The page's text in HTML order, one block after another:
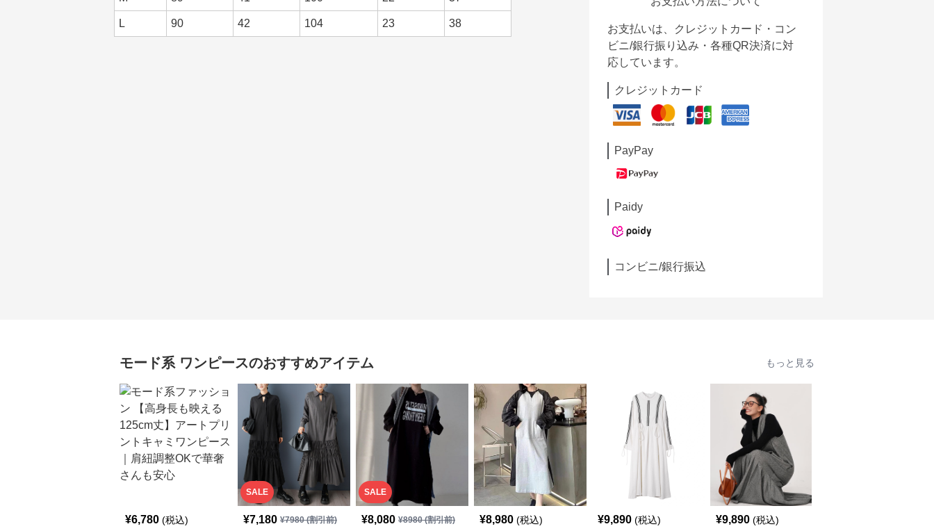
L 90 42 104 23 38
お支払いは、クレジットカード・コン
ビニ/銀行振り込み・各種QR決済に対
応しています。
クレジットカード
PayPay
Paidy
コンビニ/銀行振込
モード系 ワンピースのおすすめアイテム もっと見る
¥6,780 (税込)
SALE
¥7,180 ¥7980(割引前)
SALE
¥8,080 ¥8980(割引前) ¥8,980 (税込) ¥9,890 (税込) ¥9,890 (税込)